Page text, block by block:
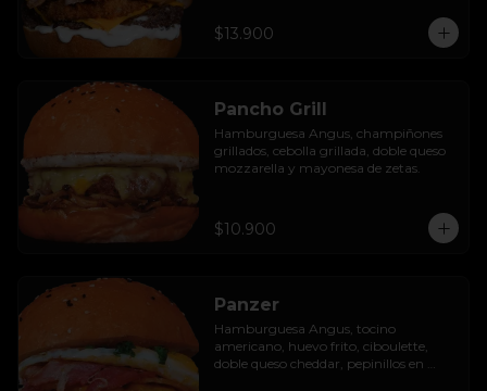
$13.900
Pancho Grill
Hamburguesa Angus, champiñones
grillados, cebolla grillada, doble queso
mozzarella y mayonesa de zetas.
$10.900
Panzer
Hamburguesa Angus, tocino
americano, huevo frito, ciboulette,
doble queso cheddar, pepinillos en